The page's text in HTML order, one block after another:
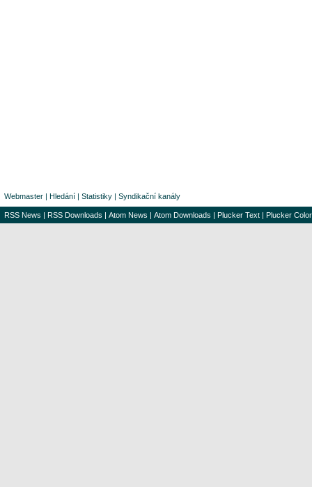
Webmaster | Hledání | Statistiky | Syndikační kanály
RSS News | RSS Downloads | Atom News | Atom Downloads | Plucker Text | Plucker Color